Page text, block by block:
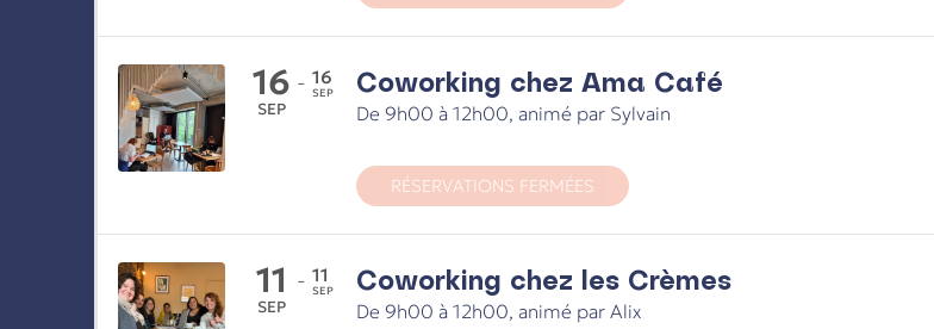
16
SEP
- 16
SEP Coworking chez Ama Café
De 9h00 à 12h00, animé par Sylvain
RÉSERVATIONS FERMÉES
11
SEP
- 11
SEP Coworking chez les Crèmes
De 9h00 à 12h00, animé par Alix